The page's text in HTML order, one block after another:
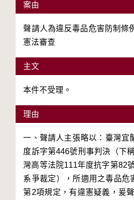
案由
聲請人為違反毒品危害防制條
憲法審查
主文
本件不受理。
理由
一、聲請人主張略以：臺灣宜
度訴字第446號刑事判決（下
灣高等法院111年度抗字第82
系爭裁定），所適用之毒品危
第2項規定，有違憲疑義，爰